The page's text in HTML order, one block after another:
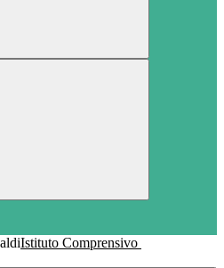
Istituto Comprensivo